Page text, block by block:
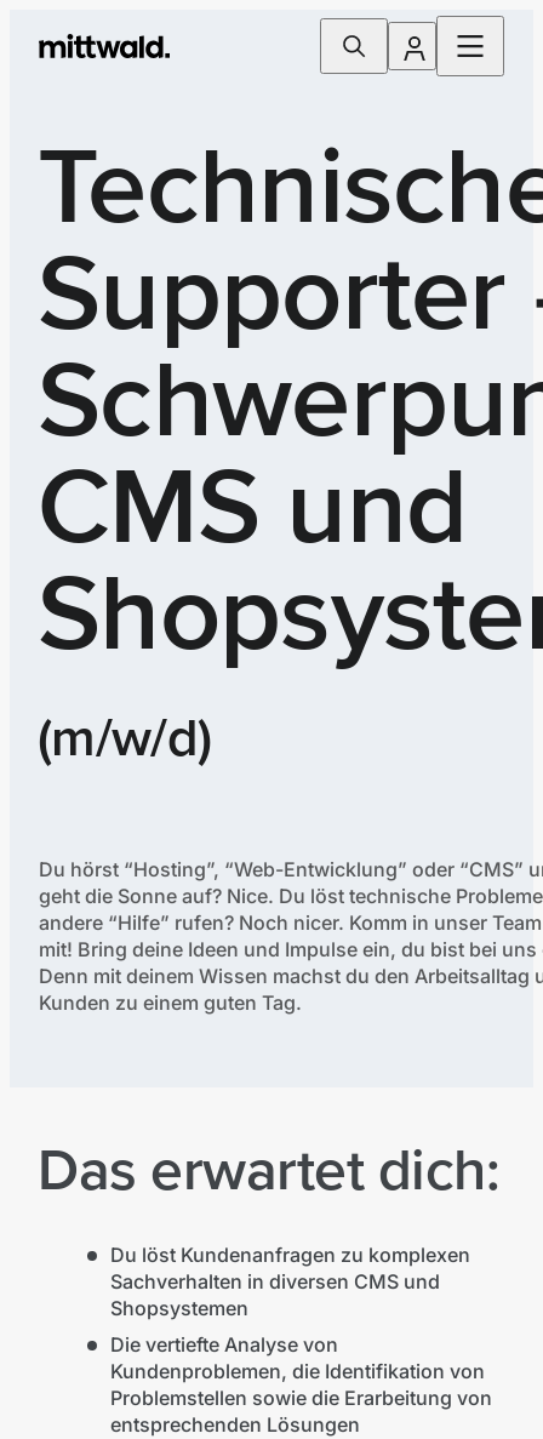
Supporter
CMS und
(m/w/d)
Du hörst “Hosting”, “Web-Entwicklung” oder “CMS”
geht die Sonne auf? Nice. Du löst technische
andere “Hilfe” rufen? Noch nicer. Komm in unser
mit! Bring deine Ideen und Impulse ein, du bist bei
Denn mit deinem Wissen machst du den Arbeitsalltag
Kunden zu einem guten Tag.
Das erwartet dich:
Du löst Kundenanfragen zu komplexen
Sachverhalten in diversen CMS und
Shopsystemen
Die vertiefte Analyse von
Kundenproblemen, die Identifikation von
Problemstellen sowie die Erarbeitung von
entsprechenden Lösungen